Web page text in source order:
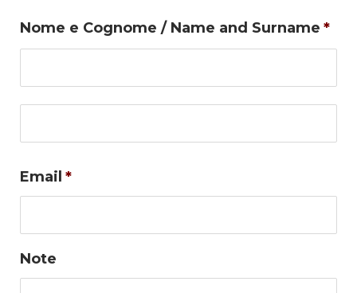
Nome e Cognome / Name and Surname *
Email *
Note